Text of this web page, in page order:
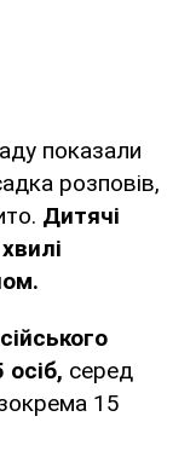
показали
розповів,
Дитячі
серед
15